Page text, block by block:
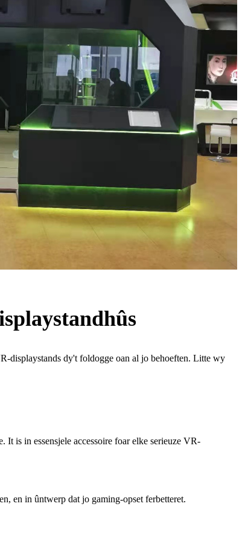
displaystands dy't foldogge oan al jo behoeften. Litte wy
It is in essensjele accessoire foar elke serieuze VR-
en in ûntwerp dat jo gaming-opset ferbetteret.